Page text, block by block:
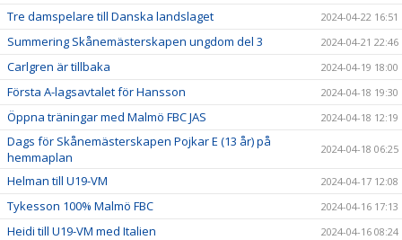
Tre damspelare till Danska landslaget 2024-04-22 16:51
Summering Skånemästerskapen ungdom del 3 2024-04-21 22:46
Carlgren är tillbaka 2024-04-19 18:00
Första A-lagsavtalet för Hansson 2024-04-18 19:30
Öppna träningar med Malmö FBC JAS 2024-04-18 12:19
Dags för Skånemästerskapen Pojkar E (13 år) på
hemmaplan
2024-04-18 06:25
Helman till U19-VM 2024-04-17 12:08
Tykesson 100% Malmö FBC 2024-04-16 17:13
Heidi till U19-VM med Italien 2024-04-16 08:24